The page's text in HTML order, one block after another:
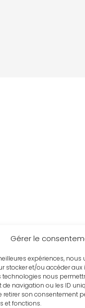
Gérer le
expériences,
stocker et/ou accéder
technologies nous
navigation ou les ID
retirer son consentement
et fonctions.